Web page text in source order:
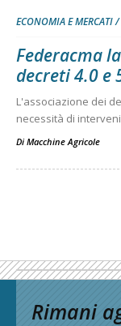
ECONOMIA E MERCATI
Federacma
decreti 4.0 e
L'associazione dei
necessità di
Di Macchine Agricole
Rimani